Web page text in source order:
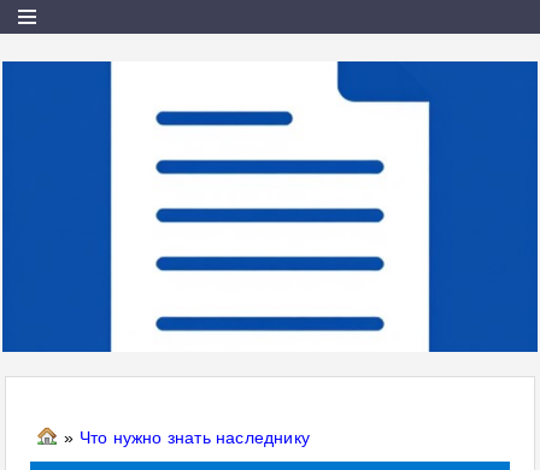
» Что нужно знать наследнику